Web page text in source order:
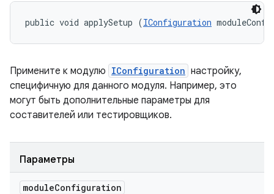
public void applySetup (IConfiguration
Примените к модулю IConfiguration настройку,
специфичную для данного модуля. Например, это
могут быть дополнительные параметры для
составителей или тестировщиков.
Параметры
moduleConfiguration